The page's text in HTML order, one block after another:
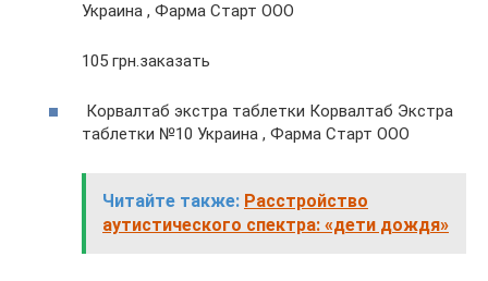
Украина , Фарма Старт ООО
105 грн.заказать
Корвалтаб экстра таблетки Корвалтаб Экстра
таблетки №10 Украина , Фарма Старт ООО
Читайте также: Расстройство
аутистического спектра: «дети дождя»